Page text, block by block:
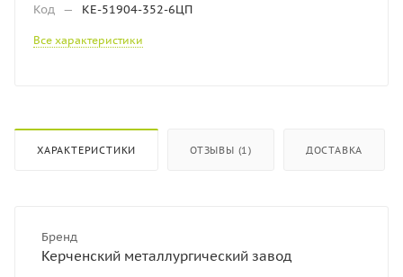
Код — КЕ-51904-352-6ЦП
Все характеристики
ХАРАКТЕРИСТИКИ ОТЗЫВЫ (1) ДОСТАВКА
Бренд
Керченский металлургический завод